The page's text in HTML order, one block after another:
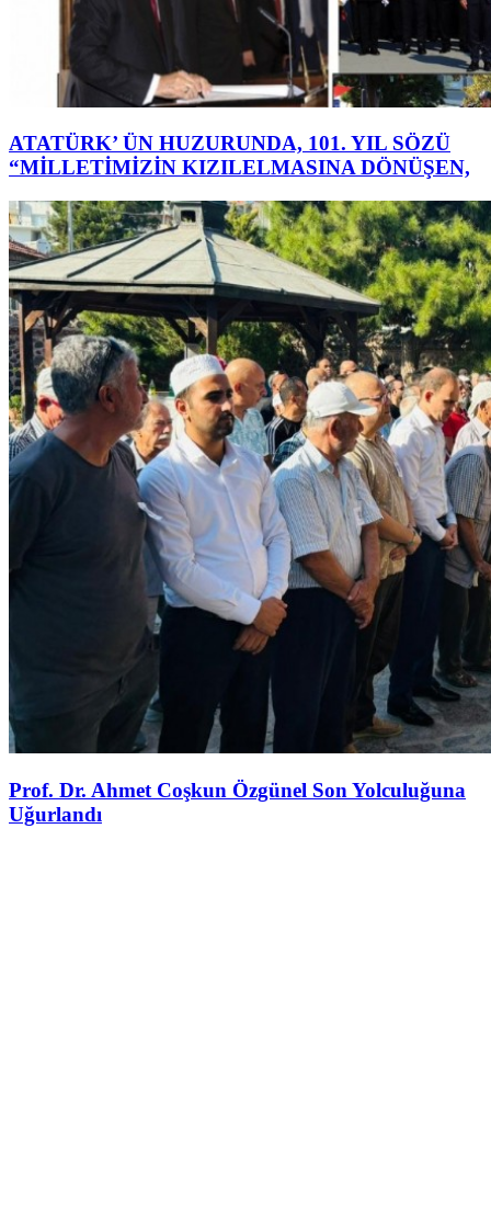
ATATÜRK’ ÜN HUZURUNDA, 101. YIL SÖZÜ
“MİLLETİMİZİN KIZILELMASINA DÖNÜŞEN,
Prof. Dr. Ahmet Coşkun Özgünel Son Yolculuğuna
Uğurlandı